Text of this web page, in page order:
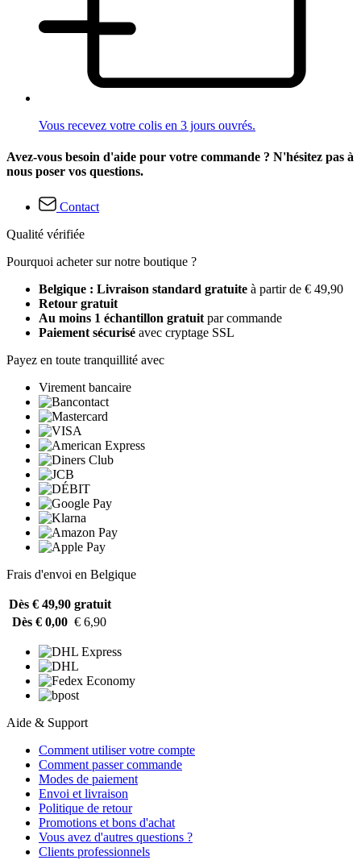
Vous recevez votre colis en 3 jours ouvrés.
Avez-vous besoin d'aide pour votre commande ? N'hésitez pas à
nous poser vos questions.
Contact
Qualité vérifiée
Pourquoi acheter sur notre boutique ?
Belgique : Livraison standard gratuite à partir de € 49,90
Retour gratuit
Au moins 1 échantillon gratuit par commande
Paiement sécurisé avec cryptage SSL
Payez en toute tranquillité avec
Virement bancaire
Frais d'envoi en Belgique
Dès € 49,90 gratuit
Dès € 0,00 € 6,90
Aide & Support
Comment utiliser votre compte
Comment passer commande
Modes de paiement
Envoi et livraison
Politique de retour
Promotions et bons d'achat
Vous avez d'autres questions ?
Clients professionnels